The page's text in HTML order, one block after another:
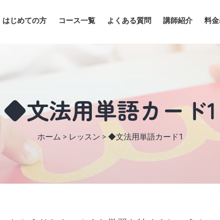
はじめての方 コース一覧 よくある質問 講師紹介 料
◆文法用単語カード1
ホーム > レッスン > ◆文法用単語カード1